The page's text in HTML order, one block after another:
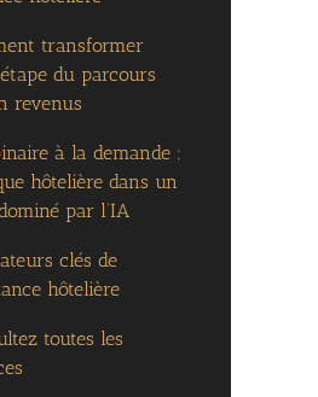
transformer
du parcours
revenus
à la demande :
hôtelière dans un
par l’IA
clés de
hôtelière
toutes les